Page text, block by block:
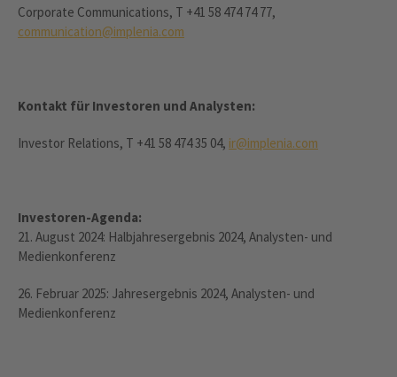
Corporate Communications, T +41 58 474 74 77,
communication@implenia.com
Kontakt für Investoren und Analysten:
Investor Relations, T +41 58 474 35 04, ir@implenia.com
Investoren-Agenda:
21. August 2024: Halbjahresergebnis 2024, Analysten- und
Medienkonferenz
26. Februar 2025: Jahresergebnis 2024, Analysten- und
Medienkonferenz